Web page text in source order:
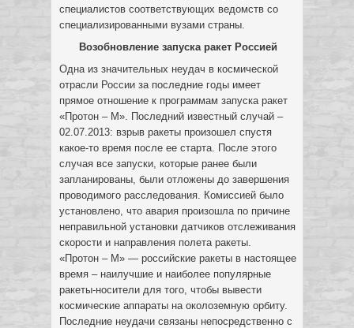
специалистов соответствующих ведомств со
специализированными вузами страны.
Возобновление запуска ракет Россией
Одна из значительных неудач в космической
отрасли России за последние годы имеет
прямое отношение к программам запуска ракет
«Протон – М». Последний известный случай –
02.07.2013: взрыв ракеты произошел спустя
какое-то время после ее старта. После этого
случая все запуски, которые ранее были
запланированы, были отложены до завершения
проводимого расследования. Комиссией было
установлено, что авария произошла по причине
неправильной установки датчиков отслеживания
скорости и направления полета ракеты.
«Протон – М» — российские ракеты в настоящее
время – наилучшие и наиболее популярные
ракеты-носители для того, чтобы вывести
космические аппараты на околоземную орбиту.
Последние неудачи связаны непосредственно с